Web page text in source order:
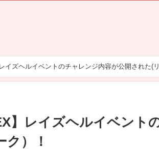
イズヘルイベントのチャレンジ内容が公開された(
】レイズヘルイベント
ク）！